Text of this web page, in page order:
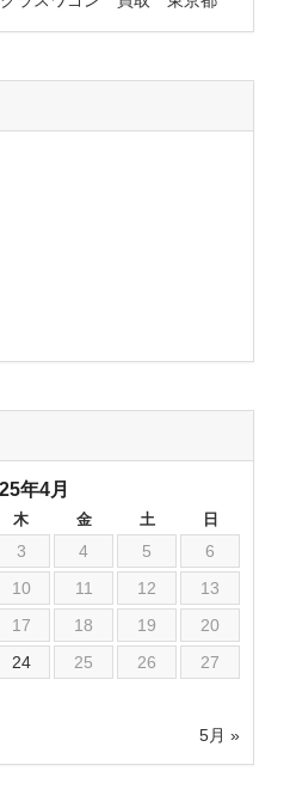
年4月
木 金 土 日
5月 »
3 4 5
6
10 11 12
13
17 18 19
20
24 25 26
27